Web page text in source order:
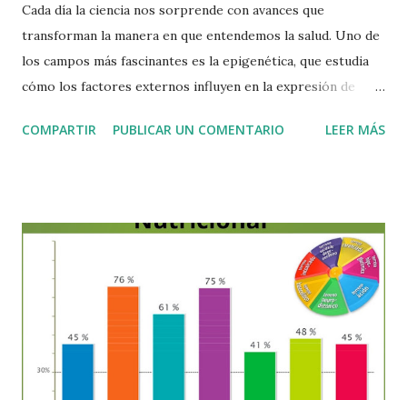
Cada día la ciencia nos sorprende con avances que
transforman la manera en que entendemos la salud. Uno de
los campos más fascinantes es la epigenética, que estudia
cómo los factores externos influyen en la expresión de
solo entre un 5 y 10 % de nuestra salud depende de la
plano” de nuestro organismo, el medio ambiente es el que
decide en gran medida cómo se expresan. La epigenética
analiza precisamente esto: Cómo los genes se activan o
desactivan en diferentes etapas de la vida. La influencia de la
alimentación, los factores emocionales y los agentes
ambientales en la expresión genética. Conocer con
precisión estos factores nos otorga un enorme poder:
COMPARTIR PUBLICAR UN COMENTARIO LEER MÁS